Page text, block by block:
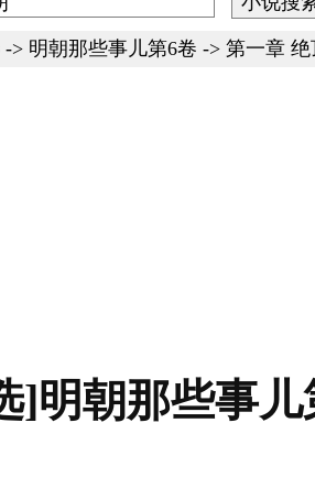
-> 明朝那些事儿第6卷 -> 第一章
]明朝那些事